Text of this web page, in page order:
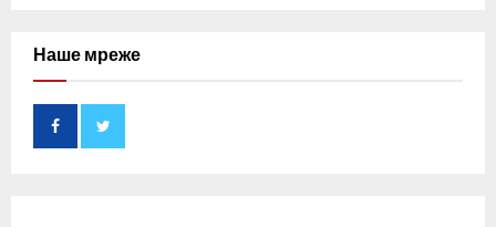
cНаше мреже